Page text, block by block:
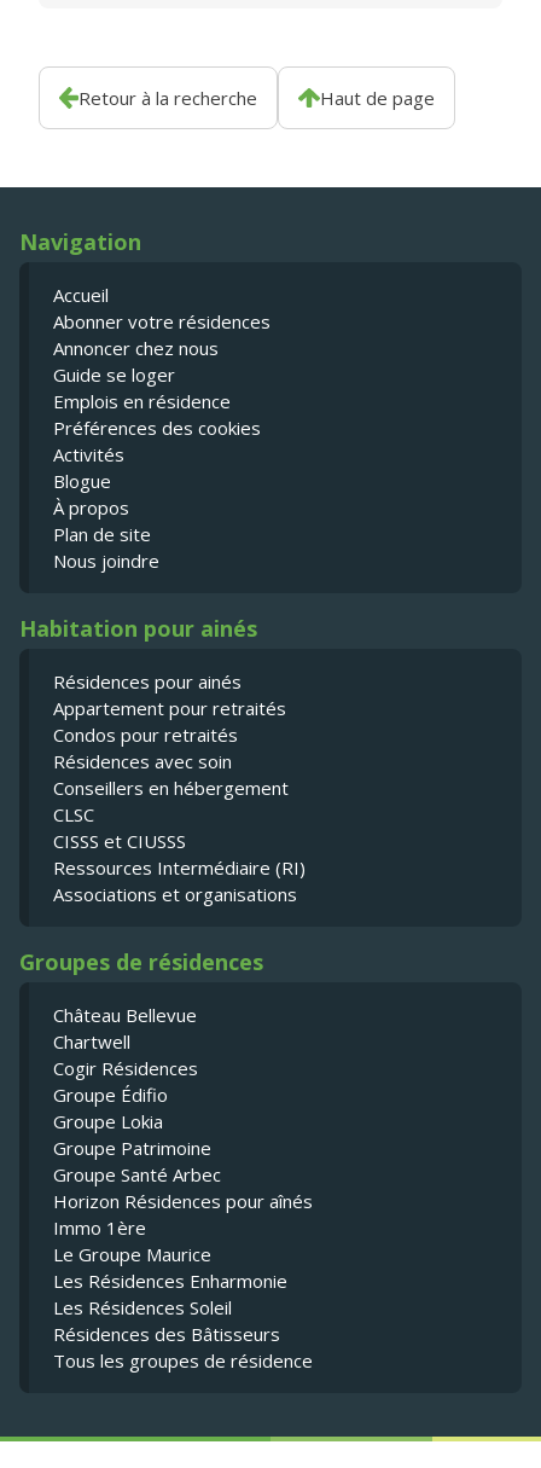
Retour à la recherche Haut de page
Navigation
Accueil
Abonner votre résidences
Annoncer chez nous
Guide se loger
Emplois en résidence
Préférences des cookies
Activités
Blogue
À propos
Plan de site
Nous joindre
Habitation pour ainés
Résidences pour ainés
Appartement pour retraités
Condos pour retraités
Résidences avec soin
Conseillers en hébergement
CLSC
CISSS et CIUSSS
Ressources Intermédiaire (RI)
Associations et organisations
Groupes de résidences
Château Bellevue
Chartwell
Cogir Résidences
Groupe Édifio
Groupe Lokia
Groupe Patrimoine
Groupe Santé Arbec
Horizon Résidences pour aînés
Immo 1ère
Le Groupe Maurice
Les Résidences Enharmonie
Les Résidences Soleil
Résidences des Bâtisseurs
Tous les groupes de résidence